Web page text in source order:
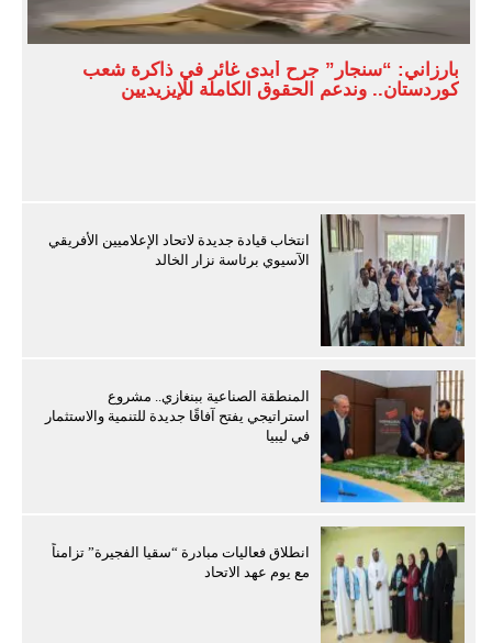
بارزاني: “سنجار” جرح أبدى غائر في ذاكرة شعب
كوردستان.. وندعم الحقوق الكاملة للإيزيديين
انتخاب قيادة جديدة لاتحاد الإعلاميين الأفريقي
الآسيوي برئاسة نزار الخالد
المنطقة الصناعية ببنغازي.. مشروع
استراتيجي يفتح آفاقًا جديدة للتنمية والاستثمار
في ليبيا
انطلاق فعاليات مبادرة “سقيا الفجيرة” تزامناً
مع يوم عهد الاتحاد